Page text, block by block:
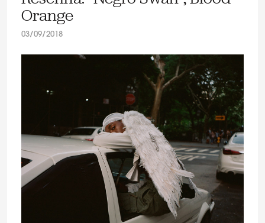
Orange
03/09/2018